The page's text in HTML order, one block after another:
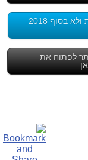
קריאה לקבלת החלטות בשוק התקשורת כעת ולא בסוף 2018
לפתוח את